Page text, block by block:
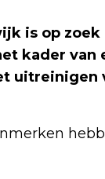
is op
kader
uitreinigen